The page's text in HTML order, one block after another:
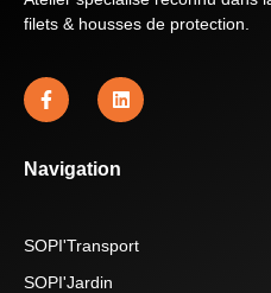
filets & housses de protection.
Navigation
SOPI'Transport
SOPI'Jardin